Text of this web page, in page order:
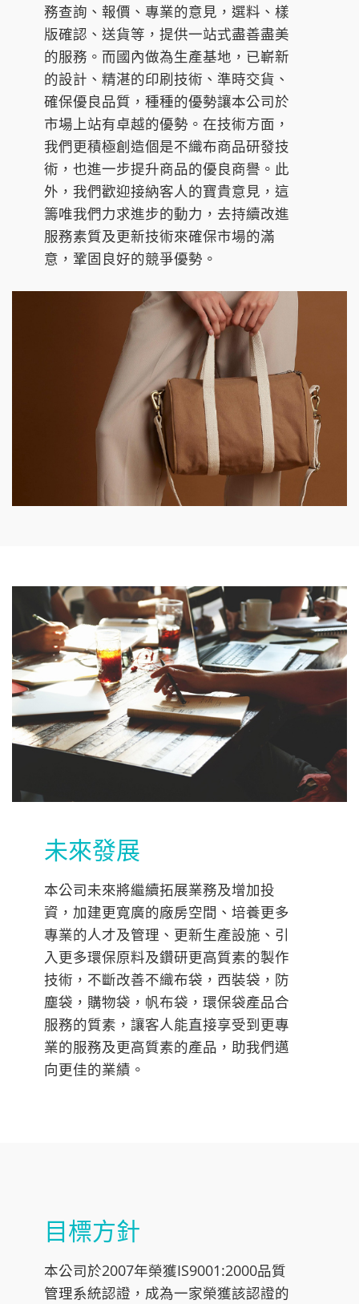
務查詢、報價、專業的意見，選料、樣
版確認、送貨等，提供一站式盡善盡美
的服務。而國內做為生產基地，已嶄新
的設計、精湛的印刷技術、準時交貨、
確保優良品質，種種的優勢讓本公司於
市場上站有卓越的優勢。在技術方面，
我們更積極創造個是不織布商品研發技
術，也進一步提升商品的優良商譽。此
外，我們歡迎接納客人的寶貴意見，這
籌唯我們力求進步的動力，去持續改進
服務素質及更新技術來確保市場的滿
意，鞏固良好的競爭優勢。
未來發展
本公司未來將繼續拓展業務及增加投
資，加建更寬廣的廠房空間、培養更多
專業的人才及管理、更新生產設施、引
入更多環保原料及鑽研更高質素的製作
技術，不斷改善不織布袋，西裝袋，防
塵袋，購物袋，帆布袋，環保袋產品合
服務的質素，讓客人能直接享受到更專
業的服務及更高質素的產品，助我們邁
向更佳的業績。
目標方針
本公司於2007年榮獲IS9001:2000品質
管理系統認證，成為一家榮獲該認證的